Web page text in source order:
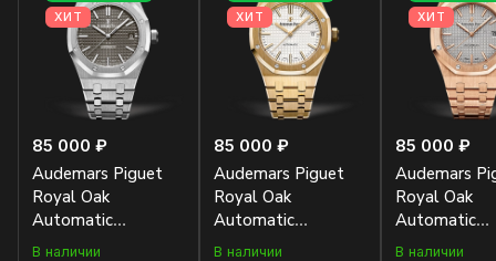
ХИТ
85 000 ₽
Audemars Piguet
Royal Oak
Automatic
15450ST.OO.1256ST.02
В наличии
ХИТ
85 000 ₽
Audemars Piguet
Royal Oak
Automatic
15450BA.OO.1256BA.01
В наличии
ХИТ
85 000 ₽
Audemars
Royal Oak
Automatic
В наличии